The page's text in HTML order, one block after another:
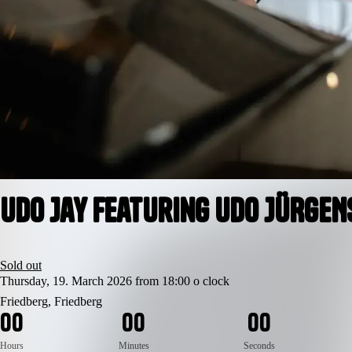
Udo Jay featuring UDO
Sold out
Thursday, 19. March 2026 from 18:00 o clock
Friedberg, Friedberg
00
Hours
00
Minutes
00
Seconds